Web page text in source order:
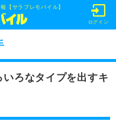
【サラブレモバイル】
ログイン
いろなタイプを出すキ